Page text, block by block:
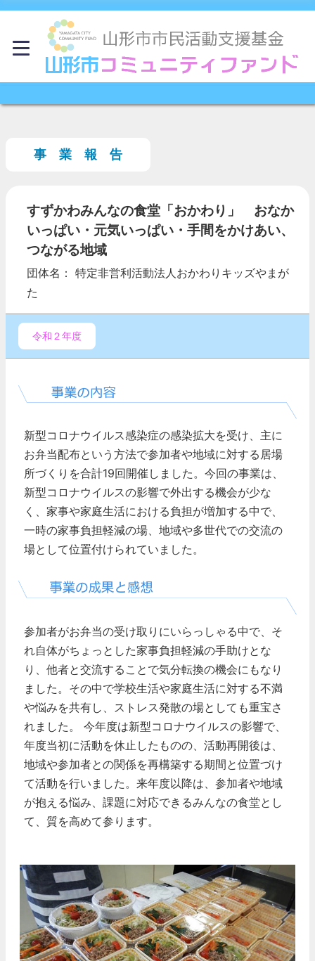
事 業 報 告
すずかわみんなの食堂「おかわり」 おなか
いっぱい・元気いっぱい・手間をかけあい、
つながる地域
団体名： 特定非営利活動法人おかわりキッズやまが
た
令和２年度
新型コロナウイルス感染症の感染拡大を受け、主に
お弁当配布という方法で参加者や地域に対する居場
所づくりを合計19回開催しました。今回の事業は、
新型コロナウイルスの影響で外出する機会が少な
く、家事や家庭生活における負担が増加する中で、
一時の家事負担軽減の場、地域や多世代での交流の
場として位置付けられていました。
参加者がお弁当の受け取りにいらっしゃる中で、そ
れ自体がちょっとした家事負担軽減の手助けとな
り、他者と交流することで気分転換の機会にもなり
ました。その中で学校生活や家庭生活に対する不満
や悩みを共有し、ストレス発散の場としても重宝さ
れました。
今年度は新型コロナウイルスの影響で、
年度当初に活動を休止したものの、活動再開後は、
地域や参加者との関係を再構築する期間と位置づけ
て活動を行いました。来年度以降は、参加者や地域
が抱える悩み、課題に対応できるみんなの食堂とし
て、質を高めて参ります。